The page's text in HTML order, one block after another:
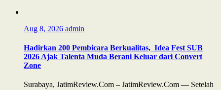
Aug 8, 2026 admin
Hadirkan 200 Pembicara Berkualitas, Idea Fest SUB
2026 Ajak Talenta Muda Berani Keluar dari Convert
Zone
Surabaya, JatimReview.Com – JatimReview.Com — Setelah